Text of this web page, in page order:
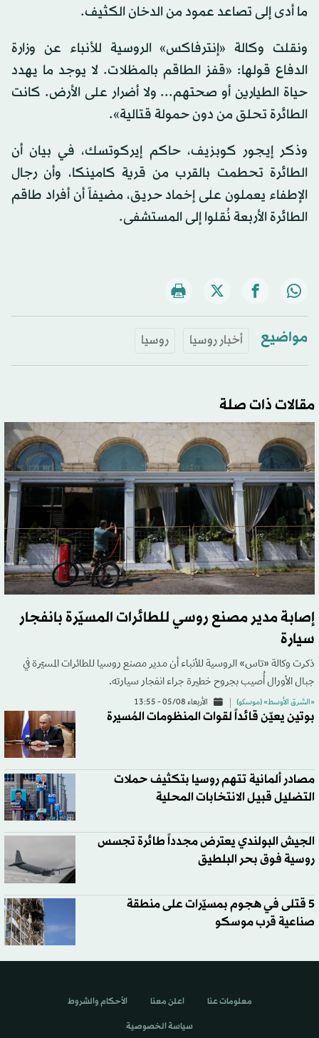
ما أدى إلى تصاعد عمود من الدخان الكثيف.
ونقلت وكالة «إنترفاكس» الروسية للأنباء عن وزارة
الدفاع قولها: «قفز الطاقم بالمظلات. لا يوجد ما يهدد
حياة الطيارين أو صحتهم... ولا أضرار على الأرض. كانت
الطائرة تحلق من دون حمولة قتالية».
وذكر إيجور كوبزيف، حاكم إيركوتسك، في بيان أن
الطائرة تحطمت بالقرب من قرية كامينكا، وأن رجال
الإطفاء يعملون على إخماد حريق، مضيفاً أن أفراد طاقم
الطائرة الأربعة نُقلوا إلى المستشفى.
مواضيع أخبار روسيا روسيا
مقالات ذات صلة
إصابة مدير مصنع روسي للطائرات المسيّرة بانفجار
سيارة
ذكرت وكالة «تاس» الروسية للأنباء أن مدير مصنع روسيا للطائرات المسيّرة في
جبال الأورال أُصيب بجروح خطيرة جراء انفجار سيارته.
«الشرق الأوسط» (موسكو) الأربعاء 05/08 - 13:55
بوتين يعيّن قائداً لقوات المنظومات المُسيرة
مصادر ألمانية تتهم روسيا بتكثيف حملات
التضليل قبيل الانتخابات المحلية
الجيش البولندي يعترض مجدداً طائرة تجسس
روسية فوق بحر البلطيق
5 قتلى في هجوم بمسيّرات على منطقة
صناعية قرب موسكو
معلومات عنا اعلن معنا الأحكام والشروط
سياسة الخصوصية